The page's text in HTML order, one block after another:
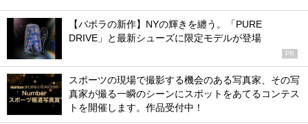
【バボラの新作】NYの輝きを纏う。「PURE
DRIVE」と最新シューズに限定モデルが登場
PR
スポーツの現場で撮影する機会のある写真家、その写
真家が撮る一瞬のシーンにスポットをあてるコンテス
トを開催します。作品受付中！